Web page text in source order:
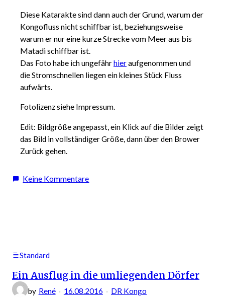
Diese Katarakte sind dann auch der Grund, warum der
Kongofluss nicht schiffbar ist, beziehungsweise
warum er nur eine kurze Strecke vom Meer aus bis
Matadi schiffbar ist.
Das Foto habe ich ungefährhieraufgenommen und
die Stromschnellen liegen ein kleines Stück Fluss
aufwärts.
Fotolizenz siehe Impressum.
Edit: Bildgröße angepasst, ein Klick auf die Bilder zeigt
das Bild in vollständiger Größe, dann über den Brower
Zurück gehen.
Keine Kommentarezu
Standard
Ein Ausflug in die umliegenden Dörfer
by René 16.08.2016 DR Kongo